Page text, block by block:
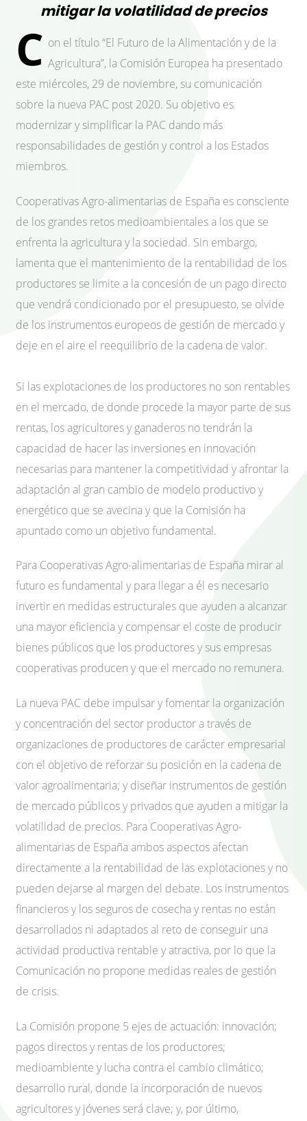
mitigar la volatilidad de precios
C on el título “El Futuro de la Alimentación y de la
Agricultura”, la Comisión Europea ha presentado
este miércoles, 29 de noviembre, su comunicación
sobre la nueva PAC post 2020. Su objetivo es
modernizar y simplificar la PAC dando más
responsabilidades de gestión y control a los Estados
miembros.
Cooperativas Agro-alimentarias de España es consciente
de los grandes retos medioambientales a los que se
enfrenta la agricultura y la sociedad. Sin embargo,
lamenta que el mantenimiento de la rentabilidad de los
productores se limite a la concesión de un pago directo
que vendrá condicionado por el presupuesto, se olvide
de los instrumentos europeos de gestión de mercado y
deje en el aire el reequilibrio de la cadena de valor.
Si las explotaciones de los productores no son rentables
en el mercado, de donde procede la mayor parte de sus
rentas, los agricultores y ganaderos no tendrán la
capacidad de hacer las inversiones en innovación
necesarias para mantener la competitividad y afrontar la
adaptación al gran cambio de modelo productivo y
energético que se avecina y que la Comisión ha
apuntado como un objetivo fundamental.
Para Cooperativas Agro-alimentarias de España mirar al
futuro es fundamental y para llegar a él es necesario
invertir en medidas estructurales que ayuden a alcanzar
una mayor eficiencia y compensar el coste de producir
bienes públicos que los productores y sus empresas
cooperativas producen y que el mercado no remunera.
La nueva PAC debe impulsar y fomentar la organización
y concentración del sector productor a través de
organizaciones de productores de carácter empresarial
con el objetivo de reforzar su posición en la cadena de
valor agroalimentaria; y diseñar instrumentos de gestión
de mercado públicos y privados que ayuden a mitigar la
volatilidad de precios. Para Cooperativas Agro-
alimentarias de España ambos aspectos afectan
directamente a la rentabilidad de las explotaciones y no
pueden dejarse al margen del debate. Los instrumentos
financieros y los seguros de cosecha y rentas no están
desarrollados ni adaptados al reto de conseguir una
actividad productiva rentable y atractiva, por lo que la
Comunicación no propone medidas reales de gestión
de crisis.
La Comisión propone 5 ejes de actuación: innovación;
pagos directos y rentas de los productores;
medioambiente y lucha contra el cambio climático;
desarrollo rural, donde la incorporación de nuevos
agricultores y jóvenes será clave; y, por último,